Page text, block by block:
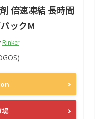
倍速凍結 長時間
ックM
Rinker
場